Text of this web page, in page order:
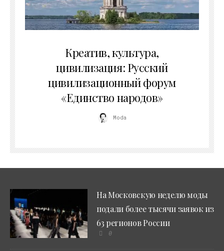
Креатив, культура,
цивилизация: Русский
цивилизационный форум
«Единство народов»
Moda
На Московскую неделю моды
подали более тысячи заявок из
63 регионов России
0